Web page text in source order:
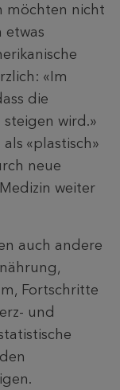
möchten nicht
etwas
«Im
die
wird.»
«plastisch»
neue
weiter
auch andere
Fortschritte
und